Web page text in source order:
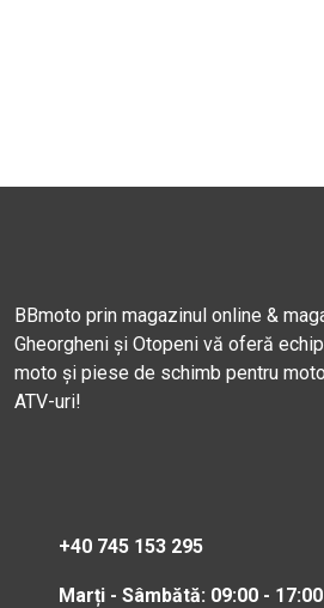
BBmoto prin magazinul online &
Gheorgheni și Otopeni vă oferă
moto și piese de schimb pentru
ATV-uri!
+40 745 153 295
Marți - Sâmbătă: 09:00 - 17:00